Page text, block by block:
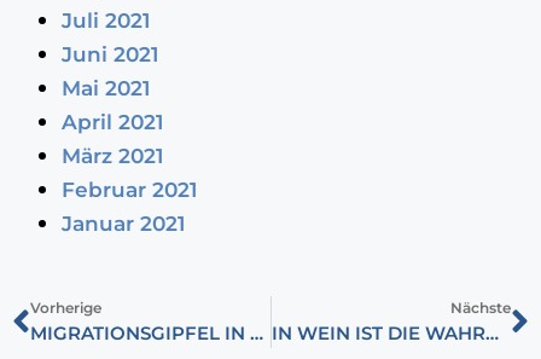
Juli 2021
Juni 2021
Mai 2021
April 2021
März 2021
Februar 2021
Januar 2021
Vorherige
MIGRATIONSGIPFEL IN WIEN
Nächste
IN WEIN IST DIE WAHRHEIT UND DER NATIONALSTOLZ